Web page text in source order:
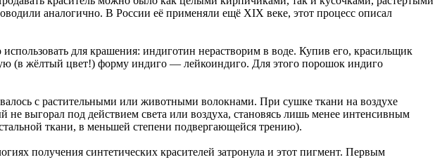
аналогично. В России её применяли ещё XIX веке, этот процесс описал
для крашения: индиготин нерастворим в воде. Купив его, красильщик
(в жёлтый цвет!) форму индиго — лейкоиндиго. Для этого порошок индиго
с растительными или животными волокнами. При сушке ткани на воздухе
выгорал под действием света или воздуха, становясь лишь менее интенсивным
ткани, в меньшей степени подвергающейся трению).
получения синтетических красителей затронула и этот пигмент. Первым